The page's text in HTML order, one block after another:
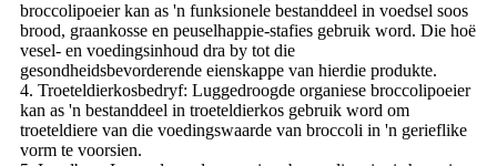
broccolipoeier kan as 'n funksionele bestanddeel in voedsel soos
brood, graankosse en peuselhappie-stafies gebruik word. Die hoë
vesel- en voedingsinhoud dra by tot die
gesondheidsbevorderende eienskappe van hierdie produkte.
4. Troeteldierkosbedryf: Luggedroogde organiese broccolipoeier
kan as 'n bestanddeel in troeteldierkos gebruik word om
troeteldiere van die voedingswaarde van broccoli in 'n gerieflike
vorm te voorsien.